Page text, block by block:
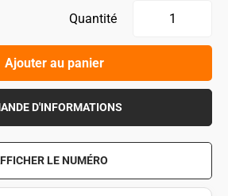
Quantité
Ajouter au panier
D'INFORMATIONS
LE NUMÉRO